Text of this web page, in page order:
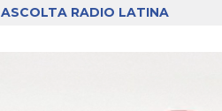
ASCOLTA RADIO LATINA